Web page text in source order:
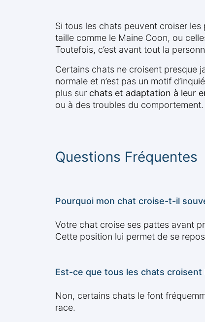
Si tous les chats peuvent croiser
taille comme le Maine Coon, ou
Toutefois, c’est avant tout la
Certains chats ne croisent presque
normale et n’est pas un motif
plus sur chats et adaptation à leur
ou à des troubles du comportement.
Questions Fréquentes
Pourquoi mon chat croise-t-il
Votre chat croise ses pattes avant
Cette position lui permet de se
Est-ce que tous les chats croisent
Non, certains chats le font
race.